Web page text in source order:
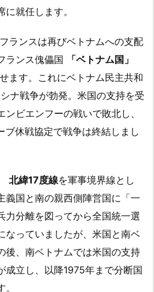
就任します。
ランスは再びベトナムへの支配
ランス傀儡国
「ベトナム国」
ます。これにベトナム民主共和
ナ戦争が勃発。米国の支持を受
ビエンフーの戦いで敗北し、
ブ休戦協定で戦争は終結しまし
北緯17度線を軍事境界線とし
義国と南の親西側陣営国に「一
力分離を図ってから全国統一選
なっていましたが、米国と南ベ
後、南ベトナムでは米国の支持
成立し、以降1975年まで分断国